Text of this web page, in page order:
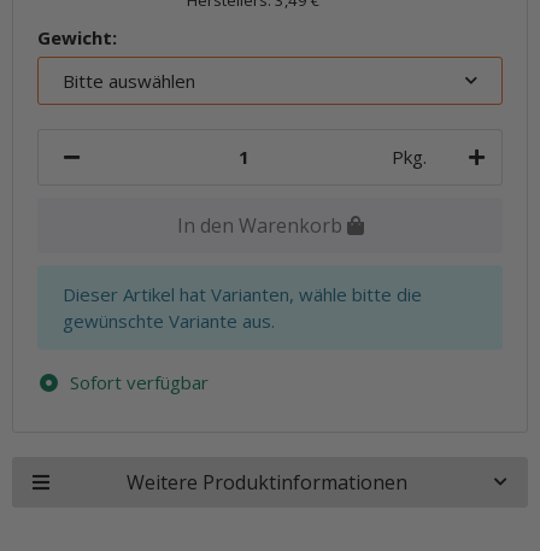
Gewicht:
Bitte auswählen
Pkg.
In den Warenkorb
x
Dieser Artikel hat Varianten, wähle bitte die
gewünschte Variante aus.
Sofort verfügbar
Weitere Produktinformationen